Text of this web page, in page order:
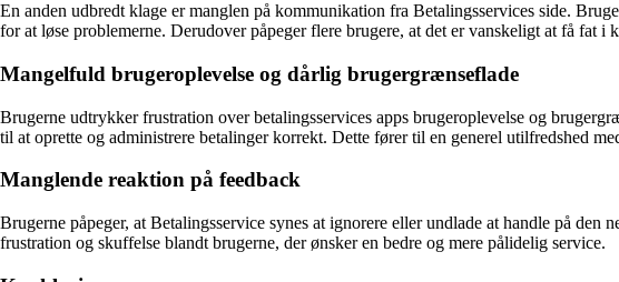
En anden udbredt klage er manglen på kommunikation fra Betalingsservices side.
for at løse problemerne. Derudover påpeger flere brugere, at det er vanskeligt at få fat
Mangelfuld brugeroplevelse og dårlig brugergrænseflade
Brugerne udtrykker frustration over betalingsservices apps brugeroplevelse og
til at oprette og administrere betalinger korrekt. Dette fører til en generel utilfredshed
Manglende reaktion på feedback
Brugerne påpeger, at Betalingsservice synes at ignorere eller undlade at handle på
frustration og skuffelse blandt brugerne, der ønsker en bedre og mere pålidelig service.